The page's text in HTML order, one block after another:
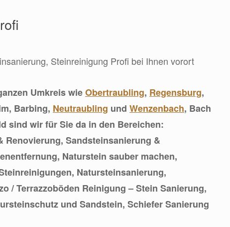
Steinreinigung Profi bei Ihnen vorort
Umkreis wieObertraubling, Regensburg,
Barbing, Neutraubling und Wenzenbach, Bach
sind wir für Sie da in den Bereichen:
Renovierung, Sandsteinsanierung &
Naturstein sauber machen,
Natursteinsanierung,
/ Terrazzoböden Reinigung – Stein Sanierung,
und Sandstein, Schiefer Sanierung